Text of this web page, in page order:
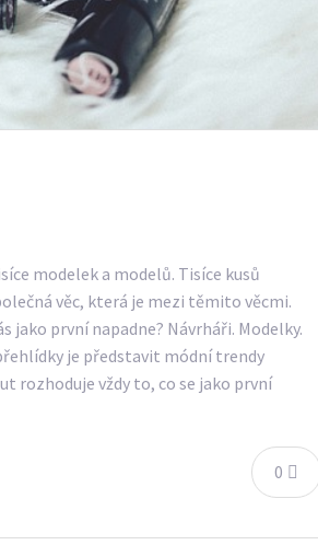
modelek a modelů. Tisíce kusů
věc, která je mezi těmito věcmi.
jako první napadne? Návrháři. Modelky.
je představit módní trendy
rozhoduje vždy to, co se jako první
0